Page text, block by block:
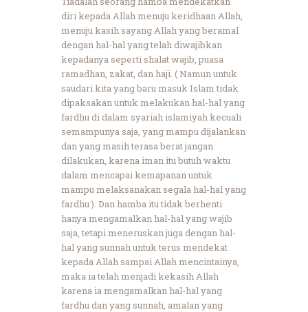
diri kepada Allah menuju keridhaan Allah,
menuju kasih sayang Allah yang beramal
dengan hal-hal yang telah diwajibkan
kepadanya seperti shalat wajib, puasa
ramadhan, zakat, dan haji. ( Namun untuk
saudari kita yang baru masuk Islam tidak
dipaksakan untuk melakukan hal-hal yang
fardhu di dalam syariah islamiyah kecuali
semampunya saja, yang mampu dijalankan
dan yang masih terasa berat jangan
dilakukan, karena iman itu butuh waktu
dalam mencapai kemapanan untuk
mampu melaksanakan segala hal-hal yang
fardhu ). Dan hamba itu tidak berhenti
hanya mengamalkan hal-hal yang wajib
saja, tetapi meneruskan juga dengan hal-
hal yang sunnah untuk terus mendekat
kepada Allah sampai Allah mencintainya,
maka ia telah menjadi kekasih Allah
karena ia mengamalkan hal-hal yang
fardhu dan yang sunnah, amalan yang